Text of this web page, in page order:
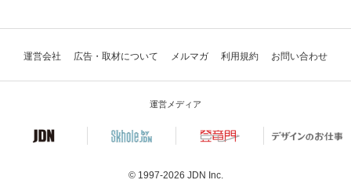
運営会社 広告・取材について メルマガ 利用規約 お問い合わせ
運営メディア
© 1997-2026 JDN Inc.